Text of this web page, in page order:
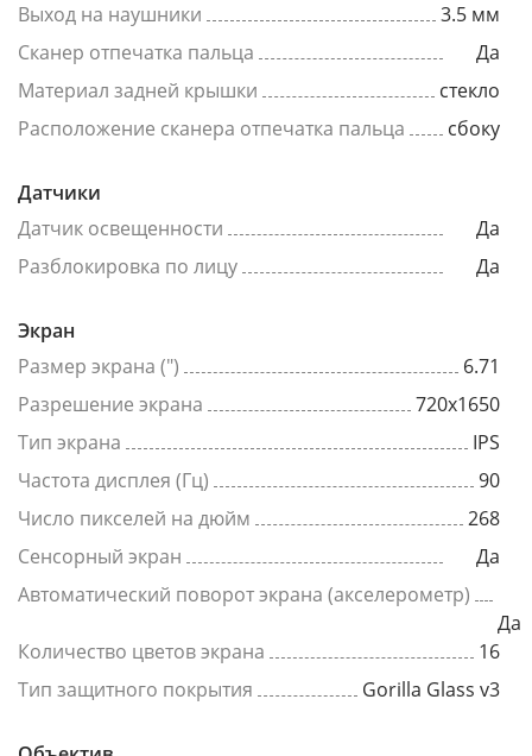
Выход на наушники
3.5 мм
Сканер отпечатка пальца
Да
Материал задней крышки
стекло
Расположение сканера отпечатка пальца
сбоку
Датчики
Датчик освещенности
Да
Разблокировка по лицу
Да
Экран
Размер экрана (")
6.71
Разрешение экрана
720x1650
Тип экрана
IPS
Частота дисплея (Гц)
90
Число пикселей на дюйм
268
Сенсорный экран
Да
Автоматический поворот экрана (акселерометр)
Да
Количество цветов экрана
16
Тип защитного покрытия
Gorilla Glass v3